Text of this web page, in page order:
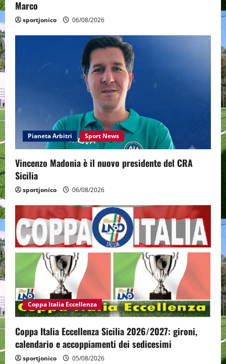
Marco
sportjonico 06/08/2026
Pianeta Arbitri Sport News
Vincenzo Madonia è il nuovo presidente del CRA
Sicilia
sportjonico 06/08/2026
Coppa Italia Eccellenza
Coppa Italia Eccellenza Sicilia 2026/2027: gironi,
calendario e accoppiamenti dei sedicesimi
sportjonico 05/08/2026